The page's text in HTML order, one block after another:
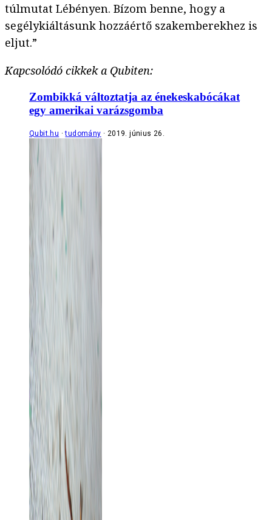
túlmutat Lébényen. Bízom benne, hogy a
segélykiáltásunk hozzáértő szakemberekhez is
eljut.”
Kapcsolódó cikkek a Qubiten:
Zombikká változtatja az énekeskabócákat
egy amerikai varázsgomba
Qubit.hu tudomány 2019. június 26.